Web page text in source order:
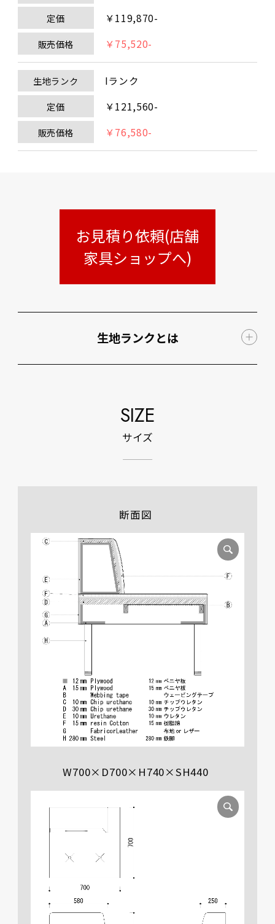
定価 ￥119,870-
販売価格 ￥75,520-
生地ランク Iランク
定価 ￥121,560-
販売価格 ￥76,580-
お見積り依頼(店舗
家具ショップへ)
生地ランクとは
SIZE
サイズ
断面図
W700×D700×H740×SH440